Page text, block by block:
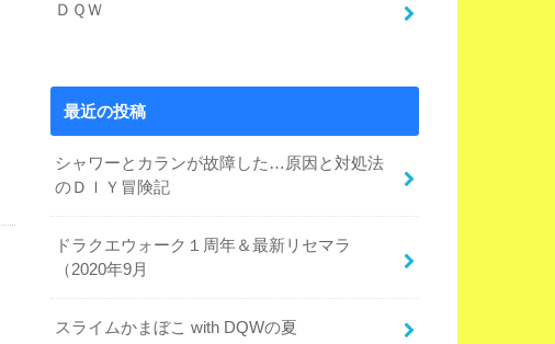
ＤＱＷ
最近の投稿
シャワーとカランが故障した…原因と対処法
のＤＩＹ冒険記
ドラクエウォーク１周年＆最新リセマラ
（2020年9月
スライムかまぼこ with DQWの夏